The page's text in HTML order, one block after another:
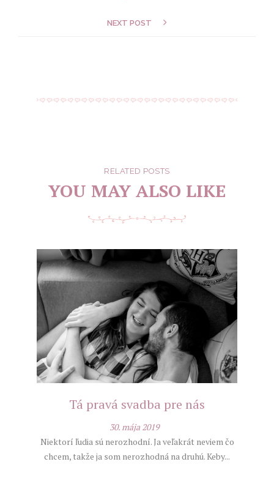
NEXT POST
RELATED POSTS
YOU MAY ALSO LIKE
Tá pravá svadba pre nás
30. mája 2019
Niektorí ľudia sú nerozhodní. Ja veľakrát neviem čo
chcem, takže ja som nerozhodná na druhú. Keby...